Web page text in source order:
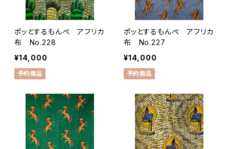
ポッとするもんぺ アフリカ
布 No.228
¥14,000
予約商品
ポッとするもんぺ アフリカ
布 No.227
¥14,000
予約商品